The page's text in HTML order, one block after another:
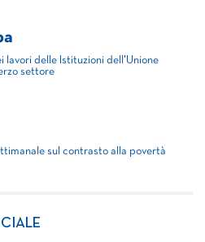
lavori delle Istituzioni dell'Unione
settore
sul contrasto alla povertà